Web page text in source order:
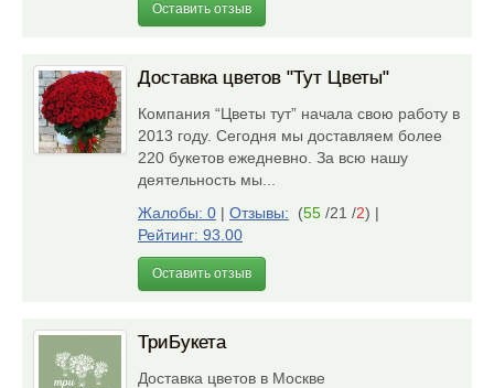
Оставить отзыв
Доставка цветов "Тут Цветы"
Компания “Цветы тут” начала свою работу в
2013 году. Сегодня мы доставляем более
220 букетов ежедневно. За всю нашу
деятельность мы...
Жалобы: 0 | Отзывы: (55 /21 /2) |
Рейтинг: 93.00
Оставить отзыв
ТриБукета
Доставка цветов в Москве